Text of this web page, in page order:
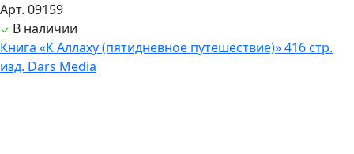
Арт. 09159
В наличии
Книга «К Аллаху (пятидневное путешествие)» 416 стр.
изд. Dars Media